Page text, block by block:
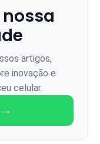
artigos,
inovação e
celular.
→